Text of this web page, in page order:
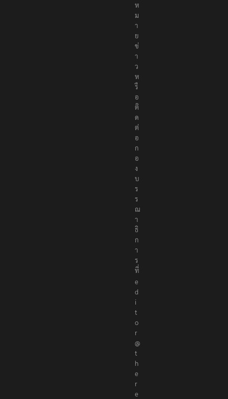
ห
ม
า
ย
ข่
า
ว
ห
รื
อ
ติ
ด
ต่
อ
ก
อ
ง
บ
ร
ร
ณ
า
ธิ
ก
า
ร
ที่
e
d
i
t
o
r
@
t
h
e
r
e